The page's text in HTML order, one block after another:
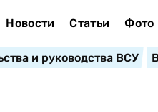
Новости Статьи Фото
и руководства ВСУ